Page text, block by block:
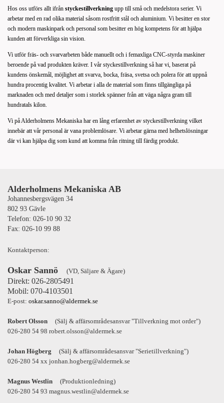
Hos oss utförs allt ifrån styckestillverkning upp till små och medelstora serier. Vi
arbetar med en rad olika material såsom rostfritt stål och aluminium. Vi besitter en stor
och modern maskinpark och personal som besitter en hög kompetens för att hjälpa
kunden att förverkliga sin vision.
Vi utför fräs- och svarvarbeten både manuellt och i femaxliga CNC-styrda maskiner
beroende på vad produkten kräver. I vår styckestillverkning så har vi, baserat på
kundens önskemål, möjlighet att svarva, bocka, fräsa, svetsa och polera för att uppnå
hundra procentig kvalitet. Vi arbetar i alla de material som finns tillgängliga på
marknaden och med detaljer som i storlek spänner från att väga några gram till
hundratals kilon.
Vi på Alderholmens Mekaniska har en lång erfarenhet av styckestillverkning vilket
innebär att vår personal är vana problemlösare. Vi arbetar gärna med helhetslösningar
där vi kan hjälpa dig som kund att komma från ritning till färdig produkt.
Alderholmens Mekaniska AB
Johannesbergsvägen 34
802 93 Gävle
Telefon: 026-10 90 32
Fax: 026-10 99 88
Kontaktperson:
Oskar Sannö (VD, Säljare & Ägare)
Direkt: 026-2805491
Mobil: 070-4103501
E-post: oskar.sanno@aldermek.se
Robert Olsson
(Sälj & affärsområdesansvar "Tillverkning mot order")
026-280 54 98 robert.olsson@aldermek.se
Johan Högberg
(Sälj & affärsområdesansvar "Serietillverkning")
026-280 54 xx jonhan.hogberg@aldermek.se
Magnus Westlin
(Produktionledning)
026-280 54 93 magnus.westlin@aldermek.se